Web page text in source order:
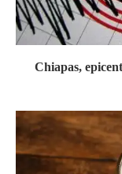
Chiapas,